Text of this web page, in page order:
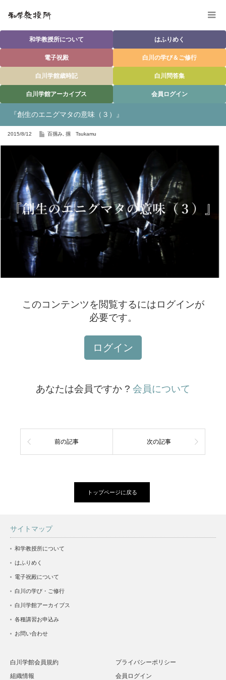
和学教授所について はふりめく
電子祝殿 白川の学び＆ご修行
白川学館歳時記 白川問答集
白川学館アーカイブス 会員ログイン
『創生のエニグマタの意味（３）』
2015/8/12 百掴み 掴 Tsukamu
このコンテンツを閲覧するにはログインが
必要です。
ログイン
あなたは会員ですか ? 会員について
前の記事 次の記事
トップページに戻る
サイトマップ
和学教授所について
はふりめく
電子祝殿について
白川の学び・ご修行
白川学館アーカイブス
各種講習お申込み
お問い合わせ
白川学館会員規約
プライバシーポリシー
組織情報
会員ログイン